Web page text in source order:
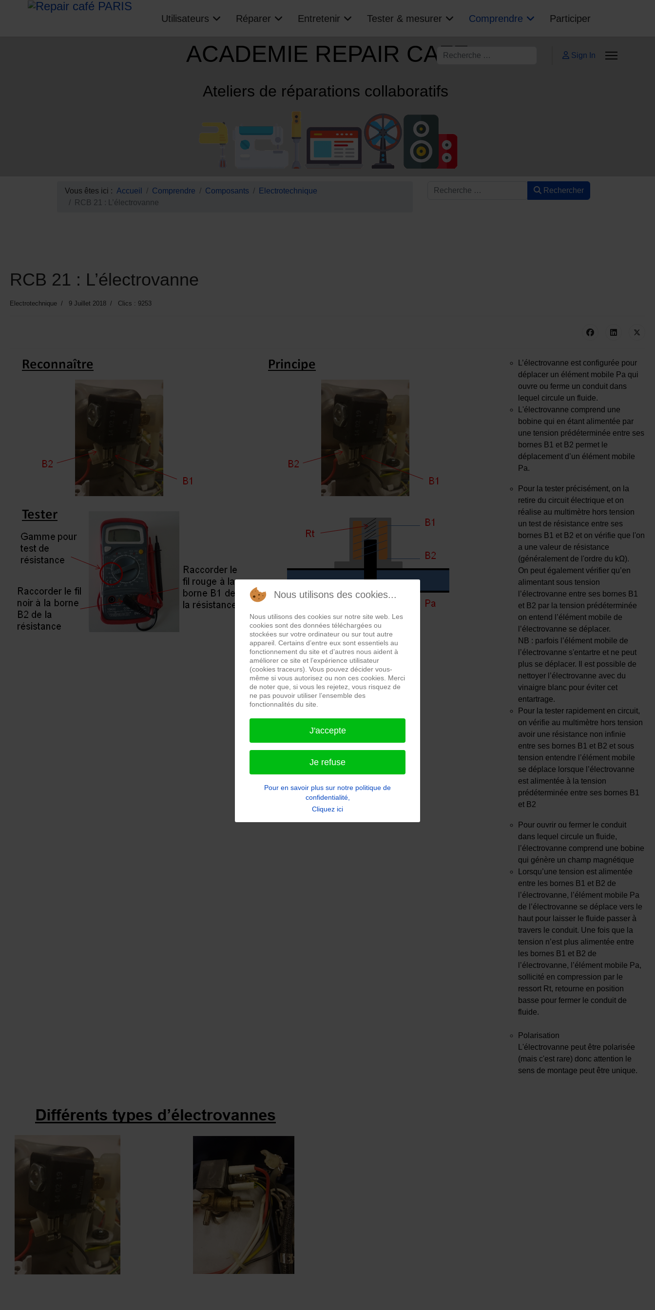
Utilisateurs Réparer Entretenir Tester & mesurer Comprendre Participer
Rechercher Sign In
ACADEMIE REPAIR CAFE
Ateliers de réparations collaboratifs
Vous êtes ici : Accueil Comprendre Composants
Electrotechnique
RCB 21 : L’électrovanne
Rechercher
RCB 21 : L’électrovanne
Electrotechnique 9 Juillet 2018 Clics : 9253
L’électrovanne est configurée pour
déplacer un élément mobile Pa qui
ouvre ou ferme un conduit dans
lequel circule un fluide.
L'électrovanne comprend une
bobine qui en étant alimentée par
une tension prédéterminée entre ses
bornes B1 et B2 permet le
déplacement d’un élément mobile
Pa.
Pour la tester précisément, on la
retire du circuit électrique et on
réalise au multimètre hors tension
un test de résistance entre ses
bornes B1 et B2 et on vérifie que l'on
a une valeur de résistance
(généralement de l'ordre du kΩ).
On peut également vérifier qu’en
alimentant sous tension
l’électrovanne entre ses bornes B1
et B2 par la tension prédéterminée
on entend l’élément mobile de
l’électrovanne se déplacer.
NB : parfois l’élément mobile de
l’électrovanne s'entartre et ne peut
plus se déplacer. Il est possible de
nettoyer l’électrovanne avec du
vinaigre blanc pour éviter cet
entartrage.
Pour la tester rapidement en circuit,
on vérifie au multimètre hors tension
avoir une résistance non infinie
entre ses bornes B1 et B2 et sous
tension entendre l’élément mobile
se déplace lorsque l’électrovanne
est alimentée à la tension
prédéterminée entre ses bornes B1
et B2
Pour ouvrir ou fermer le conduit
dans lequel circule un fluide,
l’électrovanne comprend une bobine
qui génère un champ magnétique
Lorsqu’une tension est alimentée
entre les bornes B1 et B2 de
l’électrovanne, l’élément mobile Pa
de l’électrovanne se déplace vers le
haut pour laisser le fluide passer à
travers le conduit. Une fois que la
tension n’est plus alimentée entre
les bornes B1 et B2 de
l’électrovanne, l’élément mobile Pa,
sollicité en compression par le
ressort Rt, retourne en position
basse pour fermer le conduit de
fluide.
Polarisation
L'électrovanne peut être polarisée
(mais c'est rare) donc attention le
sens de montage peut être unique.
Nous utilisons des cookies...
Nous utilisons des cookies sur notre site web. Les
cookies sont des données téléchargées ou
stockées sur votre ordinateur ou sur tout autre
appareil. Certains d’entre eux sont essentiels au
fonctionnement du site et d’autres nous aident à
améliorer ce site et l’expérience utilisateur
(cookies traceurs). Vous pouvez décider vous-
même si vous autorisez ou non ces cookies. Merci
de noter que, si vous les rejetez, vous risquez de
ne pas pouvoir utiliser l’ensemble des
fonctionnalités du site.
J'accepte
Je refuse
Pour en savoir plus sur notre politique de
confidentialité,
Cliquez ici